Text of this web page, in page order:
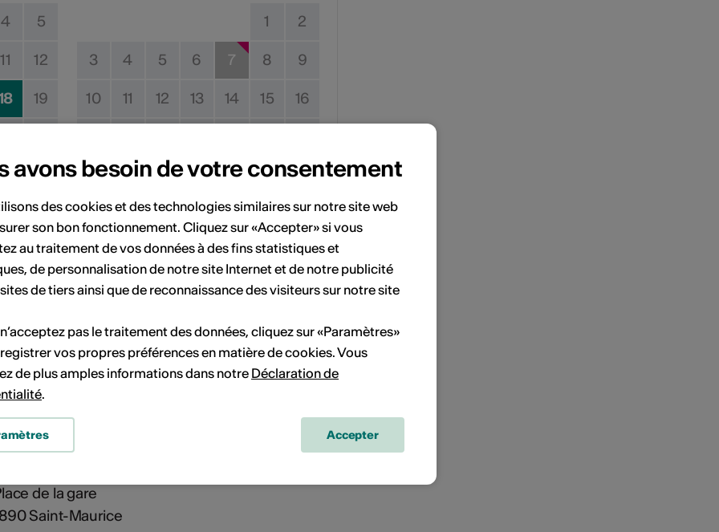
4 5
11 12
19
1 2
3 4 5 6 7 8 9
10 11 12 13 14 15 16
24 25 26 27 28 29 30
31
Pas de date de mise en œuvre
à votre calendrier.
de la gare
Saint-Maurice
avons besoin de votre consentement
des cookies et des technologies similaires sur notre site web
son bon fonctionnement. Cliquez sur «Accepter» si vous
au traitement de vos données à des fins statistiques et
de personnalisation de notre site Internet et de notre publicité
de tiers ainsi que de reconnaissance des visiteurs sur notre site
pas le traitement des données, cliquez sur «Paramètres»
vos propres préférences en matière de cookies. Vous
de plus amples informations dans notre Déclaration de
.
Accepter